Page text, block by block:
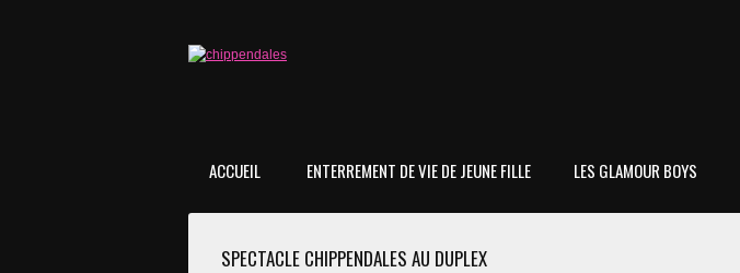
ACCUEIL ENTERREMENT DE VIE DE JEUNE FILLE LES GLAMOUR BOYS
SPECTACLE CHIPPENDALES AU DUPLEX